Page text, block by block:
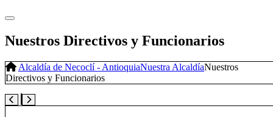
Nuestros Directivos y Funcionarios
Alcaldía de Necoclí - AntioquiaNuestra AlcaldíaNuestros
Directivos y Funcionarios